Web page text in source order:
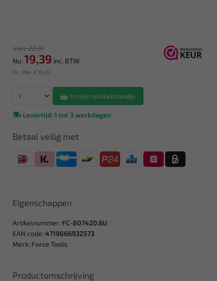
Van: 22,81
Nu: 19,39 inc. BTW
Ex. btw: € 16,02
In mijn winkelmandje
Levertijd: 1 tot 3 werkdagen
Betaal veilig met
Eigenschappen
Artikelnummer: FC-807420.6U
EAN code: 4719866932573
Merk: Force Tools
Productomschrijving